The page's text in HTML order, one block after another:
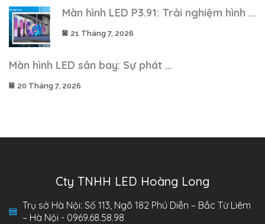
Màn hình LED P3.91: Trải nghiệm hình ...
21 Tháng 7, 2026
Màn hình LED sân bay: Sự phát ...
20 Tháng 7, 2026
Cty TNHH LED Hoàng Long
Trụ sở Hà Nội: Số 113, Ngõ 182 Phú Diễn – Bắc Từ Liêm
– Hà Nội - 0969.68.58.98